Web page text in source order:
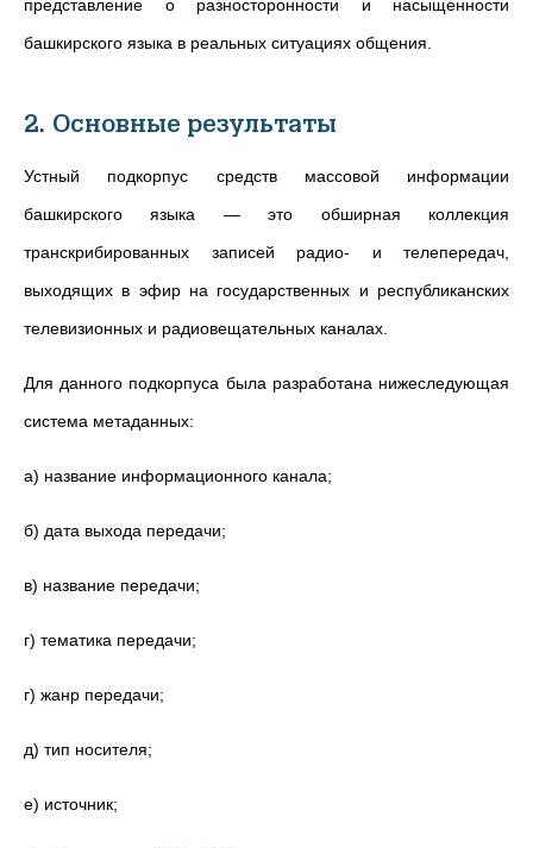
представление о разносторонности и насыщенности
башкирского языка в реальных ситуациях общения.
2. Основные результаты
Устный подкорпус средств массовой информации
башкирского языка — это обширная коллекция
транскрибированных записей радио- и телепередач,
выходящих в эфир на государственных и республиканских
телевизионных и радиовещательных каналах.
Для данного подкорпуса была разработана нижеследующая
система метаданных:
а) название информационного канала;
б) дата выхода передачи;
в) название передачи;
г) тематика передачи;
г) жанр передачи;
д) тип носителя;
е) источник;